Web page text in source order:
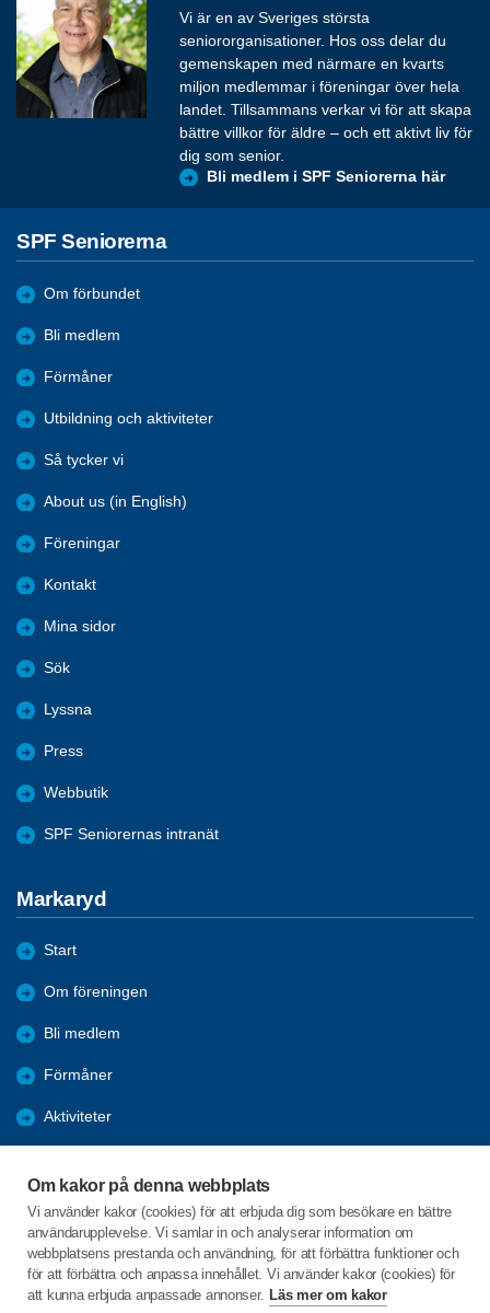
Om kakor på denna webbplats
Vi använder kakor (cookies) för att erbjuda dig som besökare en bättre
användarupplevelse. Vi samlar in och analyserar information om
webbplatsens prestanda och användning, för att förbättra funktioner och
för att förbättra och anpassa innehållet. Vi använder kakor (cookies) för
att kunna erbjuda anpassade annonser. Läs mer om kakor
Vi är en av Sveriges största
seniororganisationer. Hos oss delar du
gemenskapen med närmare en kvarts
miljon medlemmar i föreningar över hela
landet. Tillsammans verkar vi för att skapa
bättre villkor för äldre – och ett aktivt liv för
dig som senior.
Bli medlem i SPF Seniorerna här
SPF Seniorerna
Om förbundet
Bli medlem
Förmåner
Utbildning och aktiviteter
Så tycker vi
About us (in English)
Föreningar
Kontakt
Mina sidor
Sök
Lyssna
Press
Webbutik
SPF Seniorernas intranät
Markaryd
Start
Om föreningen
Bli medlem
Förmåner
Aktiviteter
ANSLAGSTAVLAN
Arkiv 2022-2025
C/o:Anita Lindberg